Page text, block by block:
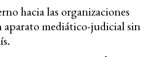
hacia las organizaciones
aparato mediático-judicial sin